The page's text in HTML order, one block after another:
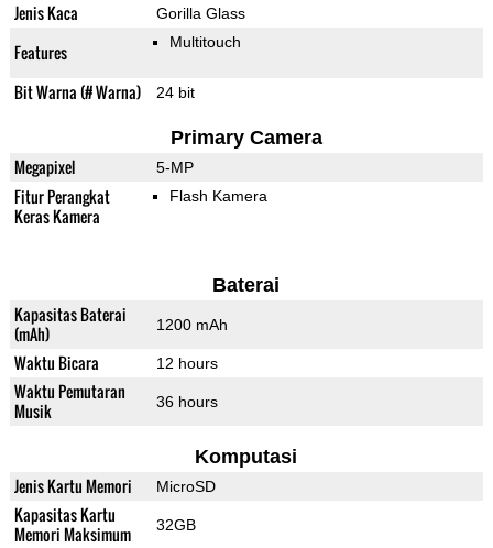
Jenis Kaca Gorilla Glass
Features Multitouch
Bit Warna (# Warna) 24 bit
Primary Camera
Megapixel 5-MP
Fitur Perangkat
Keras Kamera
Flash Kamera
Baterai
Kapasitas Baterai
(mAh)
1200 mAh
Waktu Bicara 12 hours
Waktu Pemutaran
Musik
36 hours
Komputasi
Jenis Kartu Memori MicroSD
Kapasitas Kartu
Memori Maksimum
32GB